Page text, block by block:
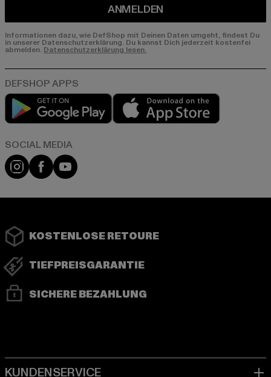
ANMELDEN
Informationen dazu, wie DefShop mit Deinen Daten umgeht, findest Du
in unserer Datenschutzerklärung. Du kannst Dich jederzeit kostenfei
abmelden. Datenschutzerklärung lesen.
Play market
Instagram
FacebookYouTube
KOSTENLOSE RETOURE
TIEFPREISGARANTIE
SICHERE BEZAHLUNG